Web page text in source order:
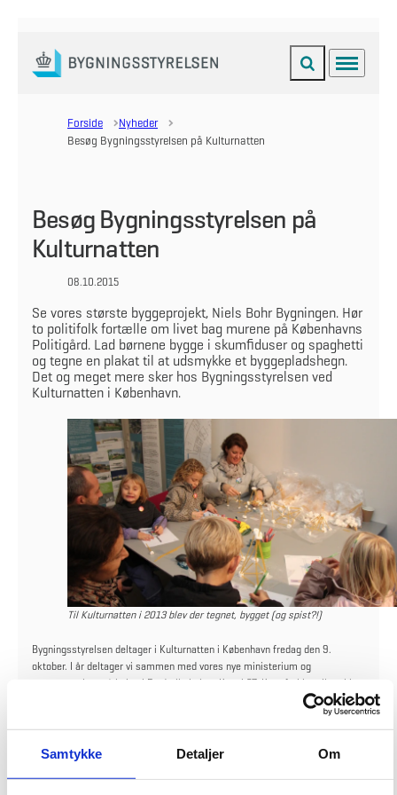
Samtykke Detaljer Om
Gå til forsiden Fold søgefelt ud
Menu
Forside
Nyheder
Besøg Bygningsstyrelsen på Kulturnatten
Besøg Bygningsstyrelsen på
Kulturnatten
08.10.2015
Se vores største byggeprojekt, Niels Bohr Bygningen. Hør
to politifolk fortælle om livet bag murene på Københavns
Politigård. Lad børnene bygge i skumfiduser og spaghetti
og tegne en plakat til at udsmykke et byggepladshegn.
Det og meget mere sker hos Bygningsstyrelsen ved
Kulturnatten i København.
Til Kulturnatten i 2013 blev der tegnet, bygget (og spist?!)
Bygningsstyrelsen deltager i Kulturnatten i København fredag den 9.
oktober. I år deltager vi sammen med vores nye ministerium og
søsterstyrelser på kajen i Frederiksholms Kanal 27. Kom forbi mellem kl.
17.00-22.00 og få et bredt indblik i Bygningsstyrelsens mange spændende